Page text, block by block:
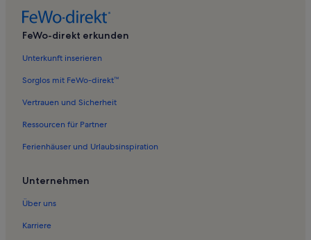
Ferienwohnungen in St. Gertrud
Ferienwohnungen in Karlshof/Israelsdorf/Gothmund
Ferienwohnungen in Travemünde
Ferienwohnungen in Burgtor / Stadtpark
Ferienwohnungen in Bad Schwartau
FeWo-direkt erkunden
Unterkunft inserieren
Sorglos mit FeWo-direkt™
Vertrauen und Sicherheit
Ressourcen für Partner
Ferienhäuser und Urlaubsinspiration
Unternehmen
Über uns
Karriere